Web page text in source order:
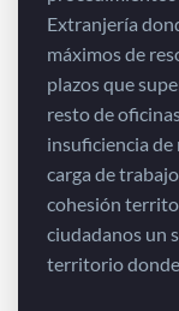
Extranjería
máximos de
plazos que
resto de
insuficiencia de
carga de
cohesión
ciudadanos un
territorio